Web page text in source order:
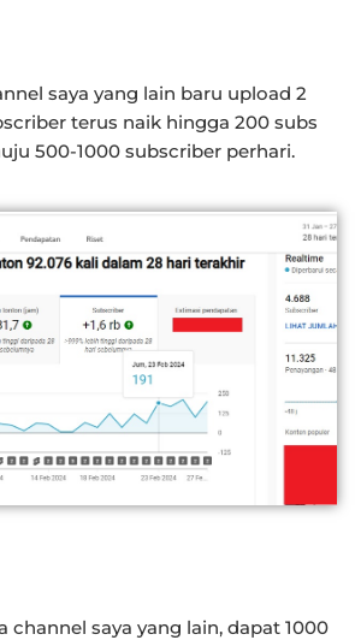
saya yang lain baru upload 2
terus naik hingga 200 subs
500-1000 subscriber perhari.
channel saya yang lain, dapat 1000